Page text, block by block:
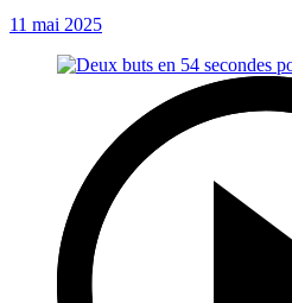
11 mai 2025